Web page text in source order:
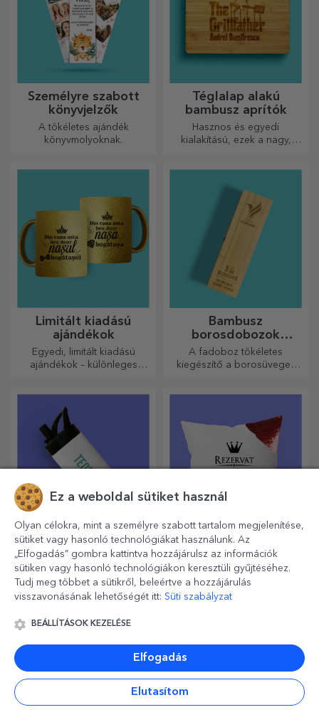
Személyre szabott
könyvjelzők
A tökéletes ajándék
könyvmolyoknak.
Téglalap alakú
bambusz aprítók
Hasznos és egyedi
kialakítású, ezek a nagy,
ételekhez.
Limitált kiadású
ajándékok
Egyedi, limitált kiadású
ajándékok – különleges
Bambusz
borosdobozok
kiegészítőkkel
A fadoboz tökéletes
kiegészítő a borosüvegek
Személyre szabott
hőálló palackok
fogantyúval
Hasznos és stílusos,
személyre szabott termoszok,
amelyekkel bármelyik
italát.
Személyre szabott
flitteres párnák
Ideális ajándék bármilyen
alkalomra.
Ez a weboldal sütiket használ
Olyan célokra, mint a személyre szabott tartalom megjelenítése,
sütiket vagy hasonló technológiákat használunk. Az
„Elfogadás” gombra kattintva hozzájárulsz az információk
sütiken vagy hasonló technológiákon keresztüli gyűjtéséhez.
Tudj meg többet a sütikről, beleértve a hozzájárulás
visszavonásának lehetőségét itt: Süti szabályzat
BEÁLLÍTÁSOK KEZELÉSE
Elfogadás
Elutasítom